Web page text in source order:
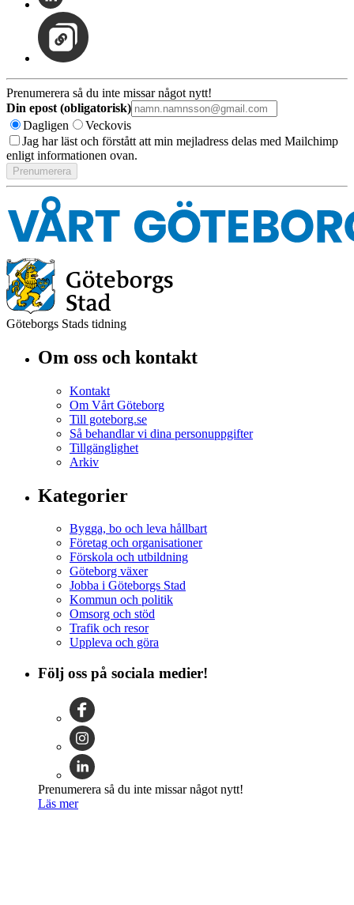
Prenumerera så du inte missar något nytt!
Din epost (obligatorisk)
Dagligen
Veckovis
Jag har läst och förstått att min mejladress delas med Mailchimp
enligt informationen ovan.
Göteborgs Stads tidning
Om oss och kontakt
Kontakt
Om Vårt Göteborg
Till goteborg.se
Så behandlar vi dina personuppgifter
Tillgänglighet
Arkiv
Kategorier
Bygga, bo och leva hållbart
Företag och organisationer
Förskola och utbildning
Göteborg växer
Jobba i Göteborgs Stad
Kommun och politik
Omsorg och stöd
Trafik och resor
Uppleva och göra
Följ oss på sociala medier!
Prenumerera så du inte missar något nytt!
Läs mer